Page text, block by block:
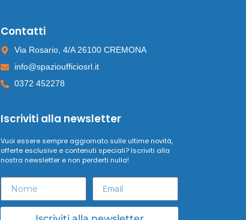
Contatti
Via Rosario, 4/A 26100 CREMONA
info@spazioufficiosrl.it
0372 452278
Iscriviti alla newsletter
Vuoi essere sempre aggiornato sulle ultime novità,
offerte esclusive e contenuti speciali? Iscriviti alla
nostra newsletter e non perderti nulla!